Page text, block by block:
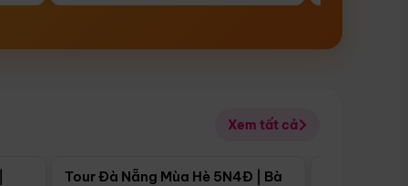
Xem tất cả
Điểm nổi bật
Tour Đà Nẵng Mùa Hè 5N4Đ | Bà